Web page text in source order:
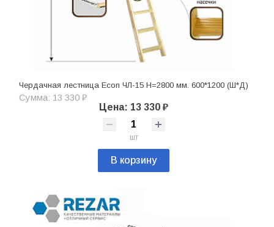
Чердачная лестница Econ ЧЛ-15 H=2800 мм. 600*1200 (Ш*Д)
Сумма: 13 330 ₽
Цена: 13 330 ₽
шт
В корзину